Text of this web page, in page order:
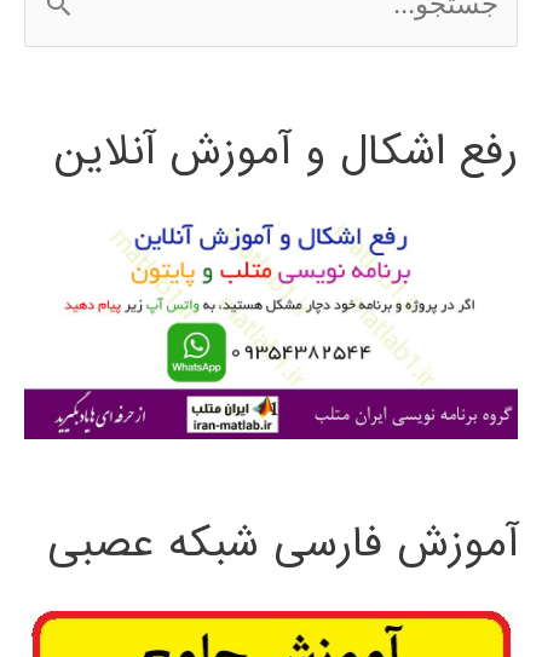
س
ج
ی
رفع اشکال و آموزش آنلاین
آموزش فارسی شبکه عصبی